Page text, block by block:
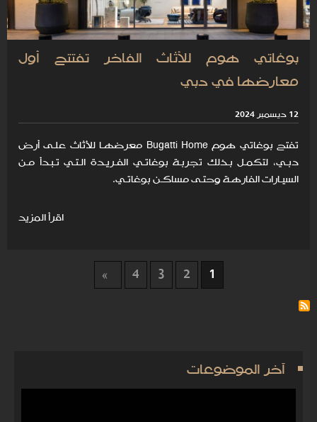
بوغاتي هوم للأثاث الفاخر تفتتح أول
معارضها في دبي
12 ديسمبر 2024
تفتح بوغاتي هوم Bugatti Home معرضهـا للأثاث علـى أرض
دبـي، لتكمـل بـذلك تجربـة بوغاتـي الفـريـدة الـتـي تـبـدأ مـن
السيـارات الفارهـة وحتـى مساكـن بوغاتـي.
اقرأ المزيد
1
2
3
4
آخر الموضوعات